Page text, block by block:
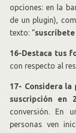
opciones: en la
de un plugin),
texto: “
16-Destaca tus
con respecto al
17- Considera
suscripción en
conversión. En
personas ven